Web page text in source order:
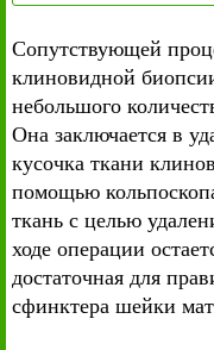
Сопутствующей
клиновидной
небольшого
Она заключается в
кусочка ткани
помощью
ткань с целью
ходе операции
достаточная для
сфинктера шейки